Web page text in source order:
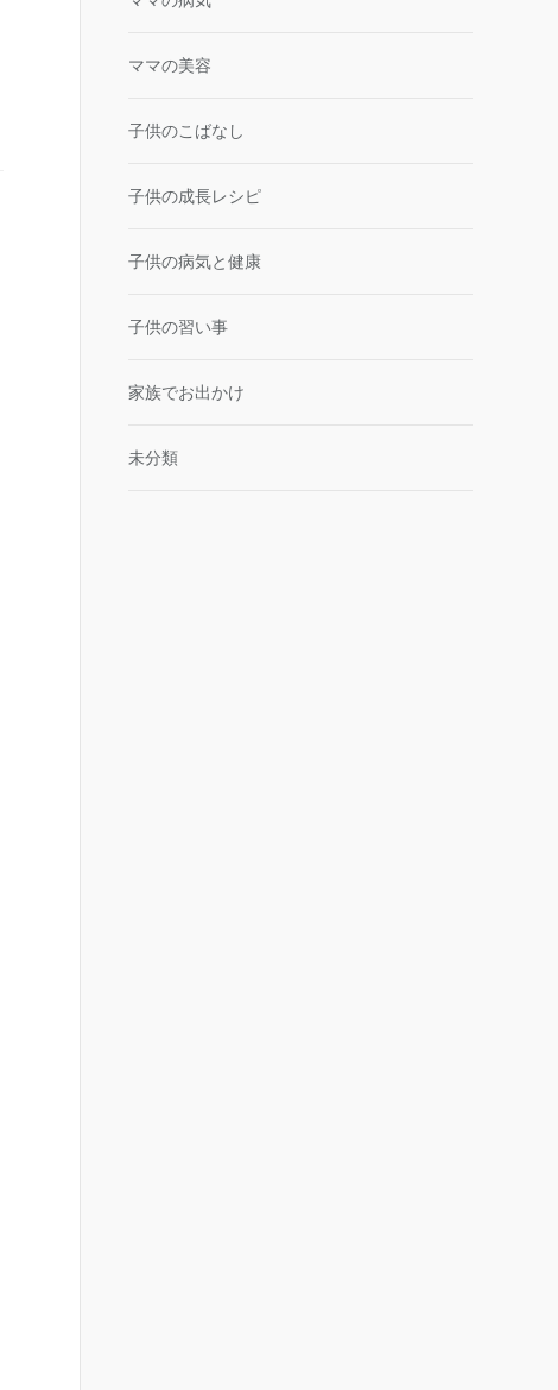
ママの美容
子供のこばなし
子供の成長レシピ
子供の病気と健康
子供の習い事
家族でお出かけ
未分類